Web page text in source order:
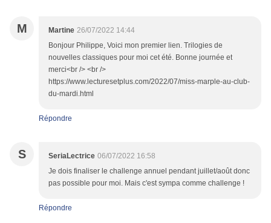
M Martine 26/07/2022 14:44
Bonjour Philippe, Voici mon premier lien. Trilogies de
nouvelles classiques pour moi cet été. Bonne journée et
merci<br /> <br />
https://www.lecturesetplus.com/2022/07/miss-marple-au-club-
du-mardi.html
Répondre
S SeriaLectrice 06/07/2022 16:58
Je dois finaliser le challenge annuel pendant juillet/août donc
pas possible pour moi. Mais c'est sympa comme challenge !
Répondre